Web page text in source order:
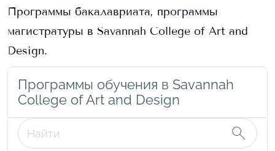
Программы бакалавриата, программы
магистратуры в Savannah College of Art and
Design.
Программы обучения в Savannah
College of Art and Design